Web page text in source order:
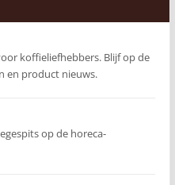
koffieliefhebbers. Blijf op de
en product nieuws.
op de horeca-